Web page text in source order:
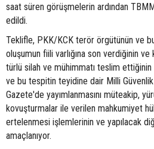
saat süren görüşmelerin ardından
edildi.
Teklifle, PKK/KCK terör örgütünün ve
oluşumun fiili varlığına son verdiğinin
türlü silah ve mühimmatı teslim
ve bu tespitin teyidine dair Milli Güvenlik
Gazete'de yayımlanmasını müteakip,
kovuşturmalar ile verilen mahkumiyet
ertelenmesi işlemlerinin ve yapılacak
amaçlanıyor.